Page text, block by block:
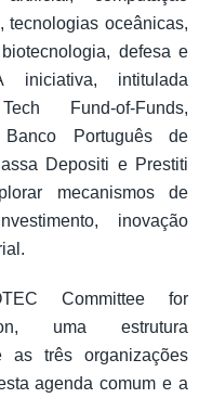
tecnologias oceânicas,
defesa e
intitulada
Fund-of-Funds,
Português de
Depositi e Prestiti
mecanismos de
inovação
Committee for
uma estrutura
as três organizações
agenda comum e a